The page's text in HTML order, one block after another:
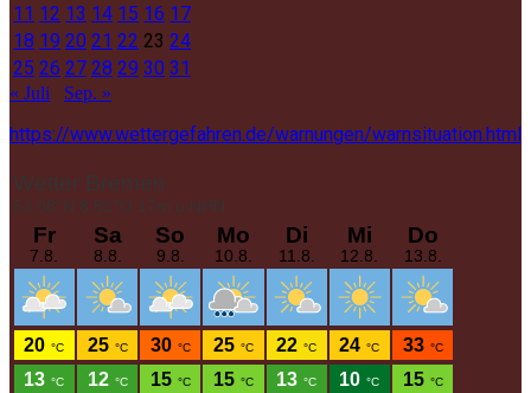
11 12 13 14 15 16 17
18 19 20 21 22 23 24
25 26 27 28 29 30 31
« Juli Sep. »
https://www.wettergefahren.de/warnungen/warnsituation.html